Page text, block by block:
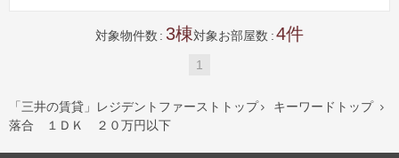
対象物件数 3 対象お部屋数 4
1
「三井の賃貸」レジデントファーストトップ  キーワードトップ 
落合 １ＤＫ ２０万円以下